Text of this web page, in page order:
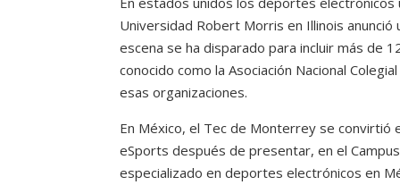
Universidad Robert Morris en Illinois
escena se ha disparado para incluir más de
conocido como la Asociación Nacional
esas organizaciones.
En México, el Tec de Monterrey se convirtió
eSports después de presentar, en el
especializado en deportes electrónicos en